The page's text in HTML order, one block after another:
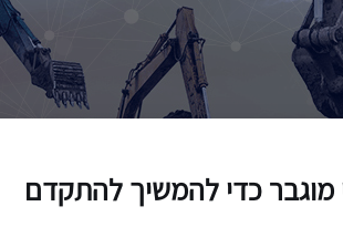
מוגבר כדי להמשיך להתקדם